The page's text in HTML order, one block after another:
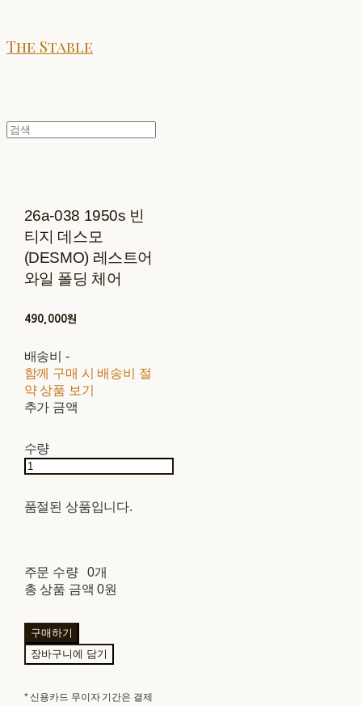
The Stable
26a-038 1950s 빈
티지 데스모
(DESMO) 레스트어
와일 폴딩 체어
490,000원
배송비 -
함께 구매 시 배송비 절
약 상품 보기
추가 금액
수량
품절된 상품입니다.
주문 수량
0개
총 상품 금액 0원
구매하기
장바구니에 담기
* 신용카드 무이자 기간은 결제